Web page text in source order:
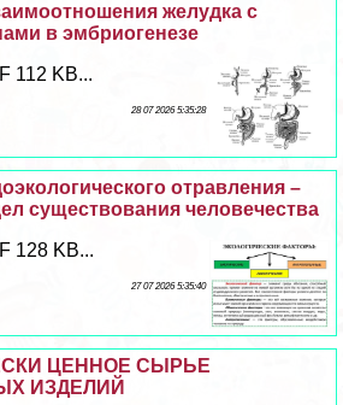
желудка с
в эмбриогенезе
112 KB...
28 07 2026 5:35:28
отравления –
существования человечества
128 KB...
27 07 2026 5:35:40
ЦЕННОЕ СЫРЬЕ
ИЗДЕЛИЙ